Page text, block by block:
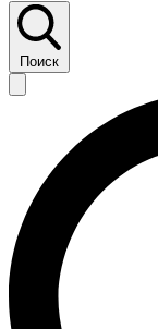
Поиск